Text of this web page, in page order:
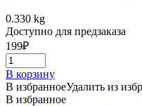
0.330 kg
Доступно для предзаказа
199₽
В корзину
В избранноеУдалить из
В избранное